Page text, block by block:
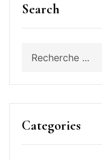
Search
Categories